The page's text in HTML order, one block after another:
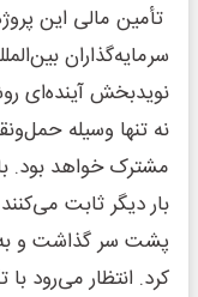
تأمین مالی این
سرمایه‌گذاران
نویدبخش آینده‌ای
نه تنها وسیله
مشترک خواهد بود.
بار دیگر ثابت
پشت سر گذاشت و
کرد. انتظار می‌رود